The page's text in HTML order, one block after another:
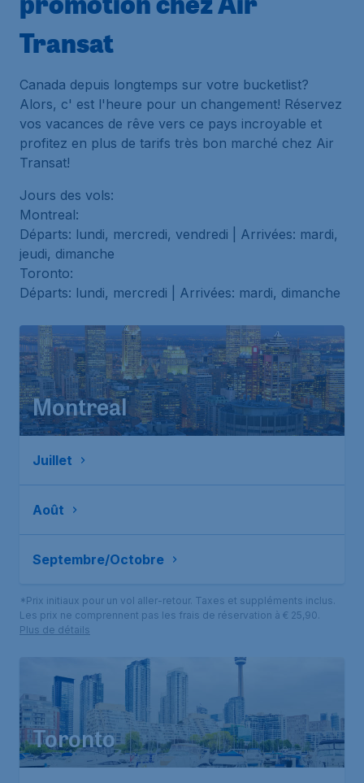
Transat
Canada depuis longtemps sur votre bucketlist?
Alors, c' est l'heure pour un changement! Réservez
vos vacances de rêve vers ce pays incroyable et
profitez en plus de tarifs très bon marché chez Air
Transat!
Jours des vols:
Montreal:
Départs: lundi, mercredi, vendredi | Arrivées: mardi,
jeudi, dimanche
Toronto:
Départs: lundi, mercredi | Arrivées: mardi, dimanche
Montreal
Juillet
Août
Septembre/Octobre
*Prix initiaux pour un vol aller-retour. Taxes et suppléments inclus.
Les prix ne comprennent pas les frais de réservation à € 25,90.
Plus de détails
Toronto